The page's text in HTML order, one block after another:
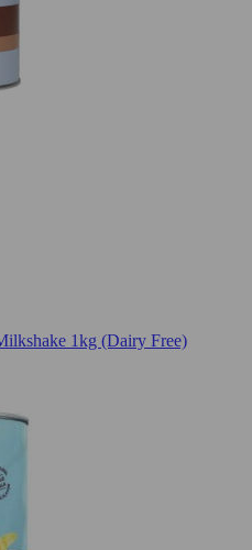
1kg (Dairy Free)